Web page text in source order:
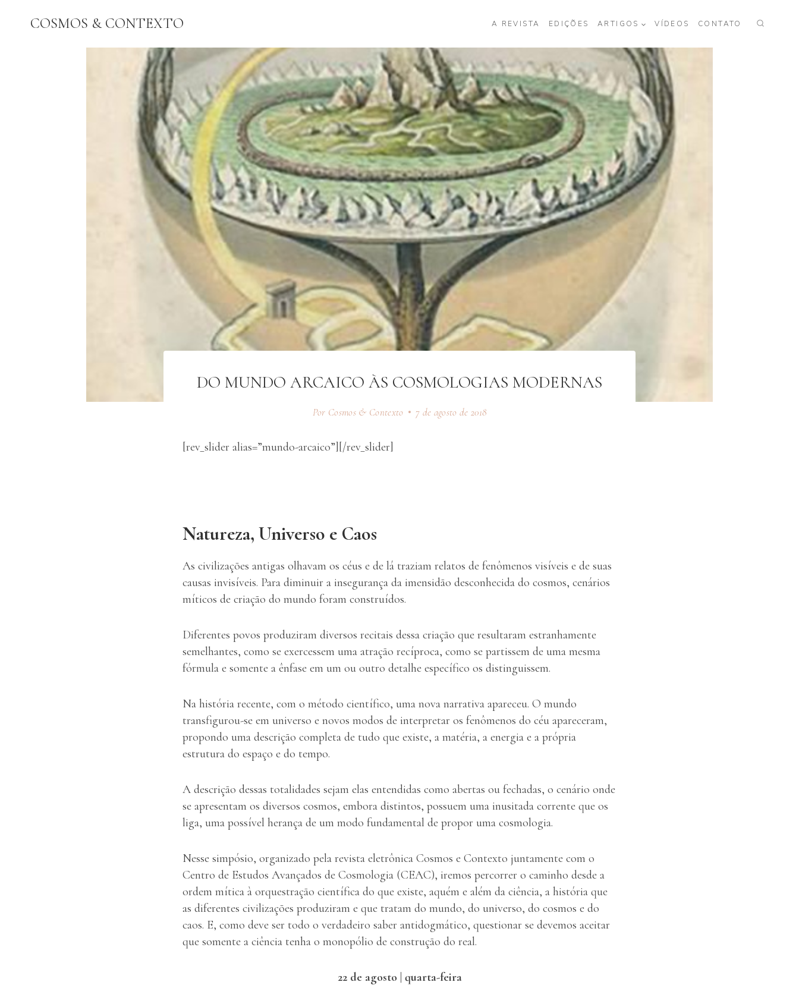
COSMOS & CONTEXTO A REVISTA EDIÇÕES ARTIGOS VÍDEOS CONTATO
DO MUNDO ARCAICO ÀS COSMOLOGIAS MODERNAS
Por Cosmos & Contexto 7 de agosto de 2018
[rev_slider alias=”mundo-arcaico”][/rev_slider]
Natureza, Universo e Caos
As civilizações antigas olhavam os céus e de lá traziam relatos de fenômenos visíveis e de suas
causas invisíveis. Para diminuir a insegurança da imensidão desconhecida do cosmos, cenários
míticos de criação do mundo foram construídos.
Diferentes povos produziram diversos recitais dessa criação que resultaram estranhamente
semelhantes, como se exercessem uma atração recíproca, como se partissem de uma mesma
fórmula e somente a ênfase em um ou outro detalhe específico os distinguissem.
Na história recente, com o método científico, uma nova narrativa apareceu. O mundo
transfigurou-se em universo e novos modos de interpretar os fenômenos do céu apareceram,
propondo uma descrição completa de tudo que existe, a matéria, a energia e a própria
estrutura do espaço e do tempo.
A descrição dessas totalidades sejam elas entendidas como abertas ou fechadas, o cenário onde
se apresentam os diversos cosmos, embora distintos, possuem uma inusitada corrente que os
liga, uma possível herança de um modo fundamental de propor uma cosmologia.
Nesse simpósio, organizado pela revista eletrônica Cosmos e Contexto juntamente com o
Centro de Estudos Avançados de Cosmologia (CEAC), iremos percorrer o caminho desde a
ordem mítica à orquestração científica do que existe, aquém e além da ciência, a história que
as diferentes civilizações produziram e que tratam do mundo, do universo, do cosmos e do
caos. E, como deve ser todo o verdadeiro saber antidogmático, questionar se devemos aceitar
que somente a ciência tenha o monopólio de construção do real.
22 de agosto | quarta-feira